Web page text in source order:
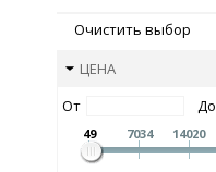
Очистить выбор
ЦЕНА
От
До
49 7034 14020